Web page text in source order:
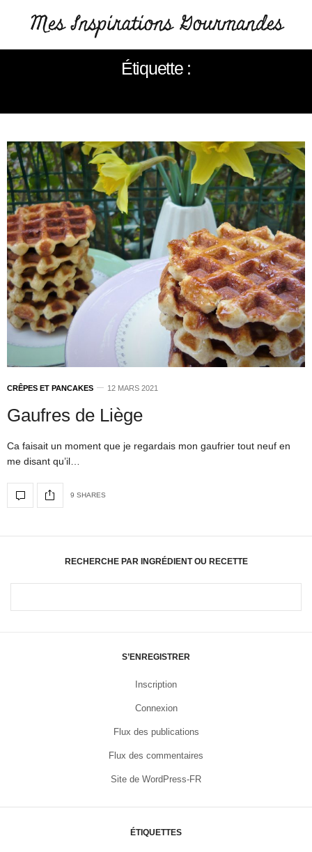
Étiquette :
CRÊPES ET PANCAKES 12 MARS 2021
Gaufres de Liège
Ca faisait un moment que je regardais mon gaufrier tout neuf en
me disant qu’il…
9 SHARES
RECHERCHE PAR INGRÉDIENT OU RECETTE
S’ENREGISTRER
Inscription
Connexion
Flux des publications
Flux des commentaires
Site de WordPress-FR
ÉTIQUETTES